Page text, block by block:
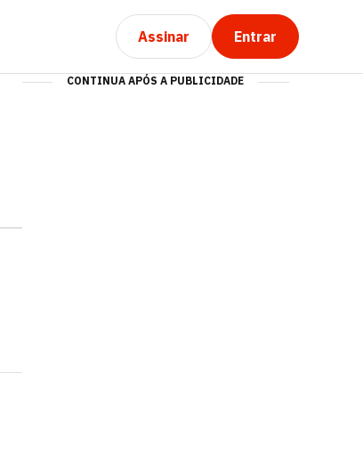
Assinar Entrar
CONTINUA APÓS A PUBLICIDADE